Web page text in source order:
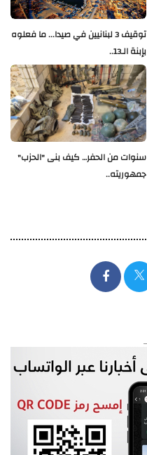
توقيف 3 لبنانيين في صيدا... ما فعلوه
بإبنة الـ13..
سنوات من الحفر… كيف بنى "الحزب"
جمهوريته..